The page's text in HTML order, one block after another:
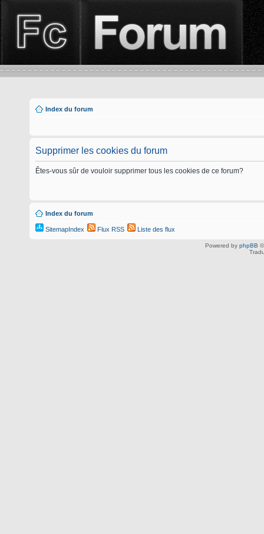
Index du forum
Supprimer les cookies du forum
Êtes-vous sûr de vouloir supprimer tous les cookies de ce forum?
Index du forum
SitemapIndex Flux RSS Liste des flux
Powered by phpBB